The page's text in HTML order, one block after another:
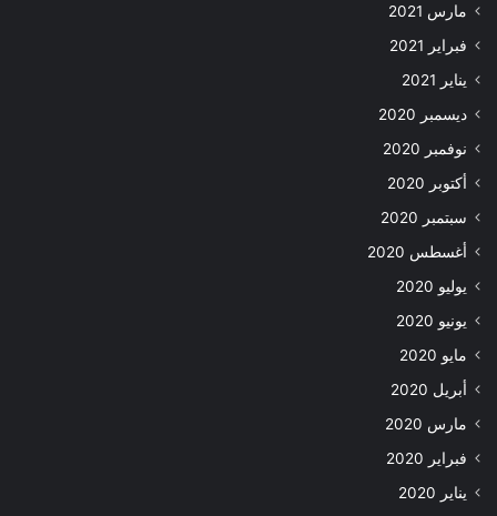
مارس 2021
فبراير 2021
يناير 2021
ديسمبر 2020
نوفمبر 2020
أكتوبر 2020
سبتمبر 2020
أغسطس 2020
يوليو 2020
يونيو 2020
مايو 2020
أبريل 2020
مارس 2020
فبراير 2020
يناير 2020